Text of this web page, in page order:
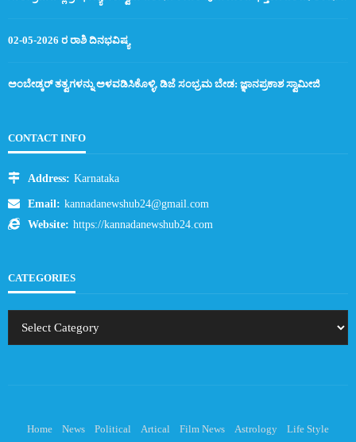
02-05-2026 ರ ರಾಶಿ ದಿನಭವಿಷ್ಯ
ಅಂಬೇಡ್ಕರ್ ತತ್ವಗಳನ್ನು ಅಳವಡಿಸಿಕೊಳ್ಳಿ, ಡಿಜೆ ಸಂಭ್ರಮ ಬೇಡ: ಜ್ಞಾನಪ್ರಕಾಶ ಸ್ವಾಮೀಜಿ
CONTACT INFO
Address: Karnataka
Email: kannadanewshub24@gmail.com
Website: https://kannadanewshub24.com
CATEGORIES
Home News Political Artical Film News Astrology Life Style